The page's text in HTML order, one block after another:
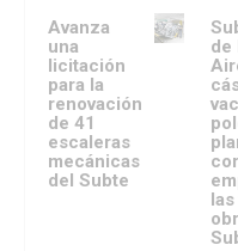
Avanza
una
licitación
para la
renovación
de 41
escaleras
mecánicas
del Subte
de